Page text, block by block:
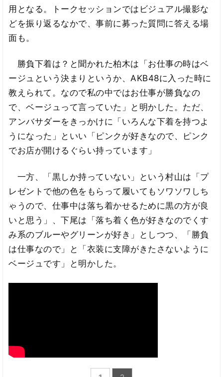
用となる。トークセッションではビジュアル撮影な
どを振り返るなかで、事前に募った質問に答える場
面も。
勝負下着は？と聞かれた柏木は「お仕事の時はベ
ージュという決まりというか、AKB48に入った時に
教えられて。なので私の中ではお仕事が勝負なの
で、ベージュって言っていた」と明かした。ただ、
アンバサダーをきっかけに「いろんな下着を持つよ
うになった」といい「ピンクが好きなので、ピンク
でお店が開けるぐらい持っています」
一方、「黒しか持っていない」という村山は「プ
レゼントで他の色をもらって履いてもソワソワしち
ゃうので、仕事中は落ち着かせるために黒の方が良
いと思う」、下尾は「落ち着く色が好きなのでくす
み系のブルーやグリーンが好き」としつつ、「勝負
は仕事なので」と「衣装に支障がきたさないように
ベージュです」と明かした。